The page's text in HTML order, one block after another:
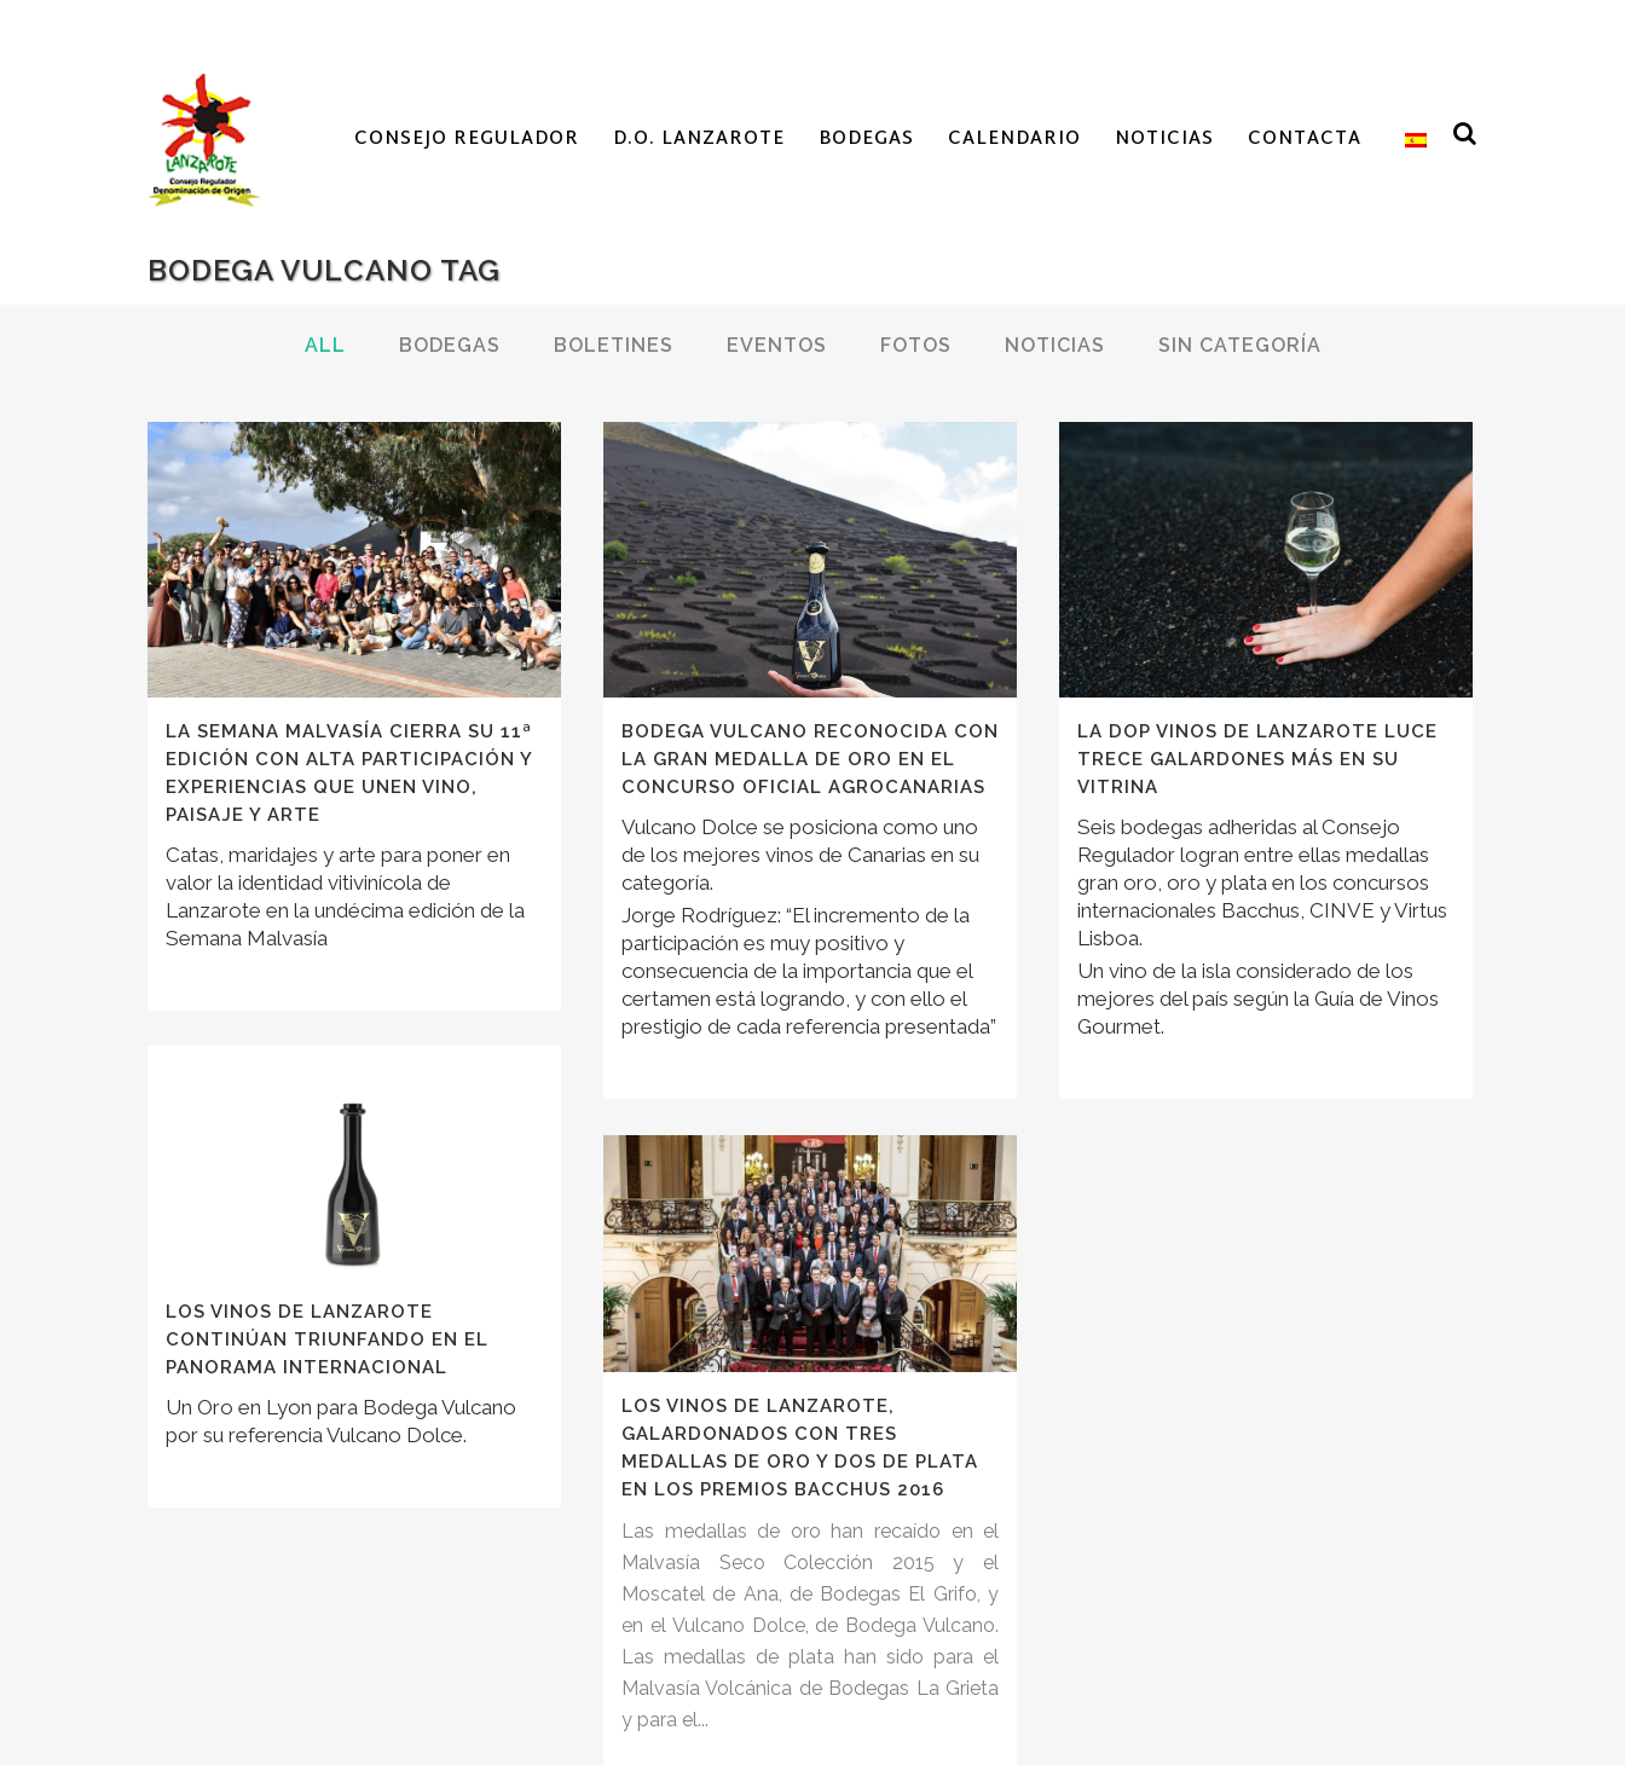
CONSEJO REGULADOR D.O. LANZAROTE BODEGAS CALENDARIO NOTICIAS CONTACTA
BODEGA VULCANO TAG
ALL BODEGAS BOLETINES EVENTOS FOTOS NOTICIAS SIN CATEGORÍA
LA SEMANA MALVASÍA CIERRA SU 11ª
EDICIÓN CON ALTA PARTICIPACIÓN Y
EXPERIENCIAS QUE UNEN VINO,
PAISAJE Y ARTE
Catas, maridajes y arte para poner en
valor la identidad vitivinícola de
Lanzarote en la undécima edición de la
Semana Malvasía
BODEGA VULCANO RECONOCIDA CON
LA GRAN MEDALLA DE ORO EN EL
CONCURSO OFICIAL AGROCANARIAS
Vulcano Dolce se posiciona como uno
de los mejores vinos de Canarias en su
categoría.
Jorge Rodríguez: “El incremento de la
participación es muy positivo y
consecuencia de la importancia que el
certamen está logrando, y con ello el
prestigio de cada referencia presentada”
LA DOP VINOS DE LANZAROTE LUCE
TRECE GALARDONES MÁS EN SU
VITRINA
Seis bodegas adheridas al Consejo
Regulador logran entre ellas medallas
gran oro, oro y plata en los concursos
internacionales Bacchus, CINVE y Virtus
Lisboa.
Un vino de la isla considerado de los
mejores del país según la Guía de Vinos
Gourmet.
LOS VINOS DE LANZAROTE
CONTINÚAN TRIUNFANDO EN EL
PANORAMA INTERNACIONAL
Un Oro en Lyon para Bodega Vulcano
por su referencia Vulcano Dolce.
LOS VINOS DE LANZAROTE,
GALARDONADOS CON TRES
MEDALLAS DE ORO Y DOS DE PLATA
EN LOS PREMIOS BACCHUS 2016
Las medallas de oro han recaído en el
Malvasía Seco Colección 2015 y el
Moscatel de Ana, de Bodegas El Grifo, y
en el Vulcano Dolce, de Bodega Vulcano.
Las medallas de plata han sido para el
Malvasía Volcánica de Bodegas La Grieta
y para el...